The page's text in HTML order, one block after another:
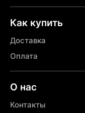
Как купить
Доставка
Оплата
О нас
Контакты